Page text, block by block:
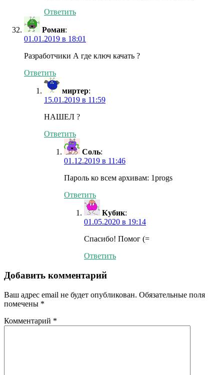
Ответить
Роман:
01.01.2019 в 18:01
Разработчики А где ключ качать ?
Ответить
миртер:
15.01.2019 в 11:59
НАШЕЛ ?
Ответить
Соль:
01.12.2019 в 11:46
Пароль ко всем архивам: 1progs
Ответить
Кубик:
01.05.2020 в 19:14
Спасибо! Помог (=
Ответить
Добавить комментарий
Ваш адрес email не будет опубликован. Обязательные поля
помечены *
Комментарий *